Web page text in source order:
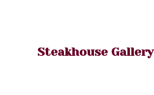
Steakhouse Gallery